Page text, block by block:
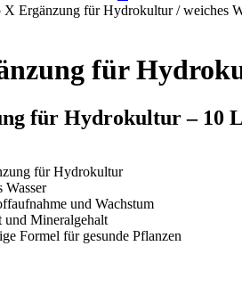
X Ergänzung für Hydrokultur / weiches
für
für Hydrokultur – 10
für Hydrokultur
Wasser
und Wachstum
und Mineralgehalt
Formel für gesunde Pflanzen